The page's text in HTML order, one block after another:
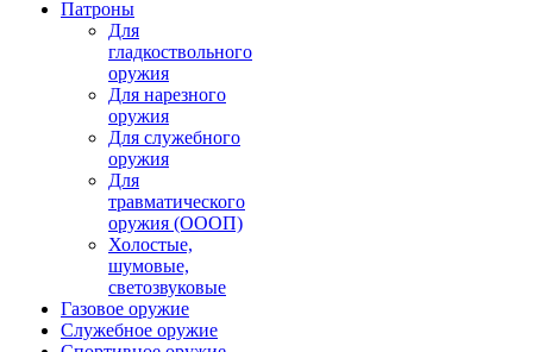
Патроны
Для
гладкоствольного
оружия
Для нарезного
оружия
Для служебного
оружия
Для
травматического
оружия (ОООП)
Холостые,
шумовые,
светозвуковые
Газовое оружие
Служебное оружие